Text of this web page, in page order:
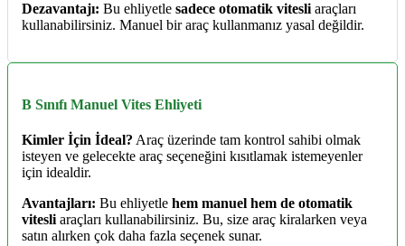
Dezavantajı: Bu ehliyetle sadece otomatik vitesliaraçları
kullanabilirsiniz. Manuel bir araç kullanmanız yasal değildir.
B Sınıfı Manuel Vites Ehliyeti
Kimler İçin İdeal? Araç üzerinde tam kontrol sahibi olmak
isteyen ve gelecekte araç seçeneğini kısıtlamak istemeyenler
için idealdir.
Avantajları: Bu ehliyetle hem manuel hem de otomatik
vitesli araçları kullanabilirsiniz. Bu, size araç kiralarken veya
satın alırken çok daha fazla seçenek sunar.